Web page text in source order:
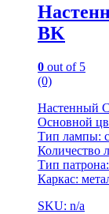
BK
0 out of 5
(0)
Настенный
Основной
Тип лампы:
Количество
Тип
Каркас:
SKU: n/a